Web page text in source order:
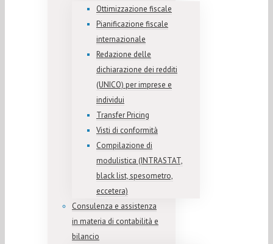
Ottimizzazione fiscale
Pianificazione fiscale
internazionale
Redazione delle
dichiarazione dei redditi
(UNICO) per imprese e
individui
Transfer Pricing
Visti di conformità
Compilazione di
modulistica (INTRASTAT,
black list, spesometro,
eccetera)
Consulenza e assistenza
in materia di contabilità e
bilancio